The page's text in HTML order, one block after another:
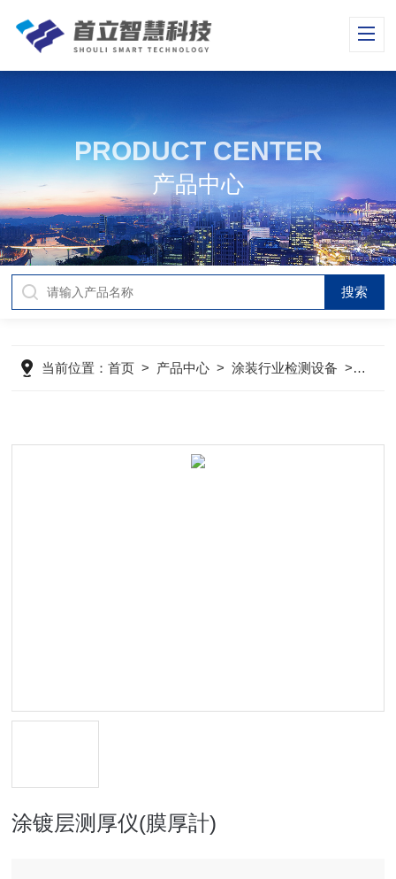
PRODUCT CENTER
产品中心
当前位置：首页 > 产品中心 >涂装行业检测设备 > 测厚
涂镀层测厚仪(膜厚計)